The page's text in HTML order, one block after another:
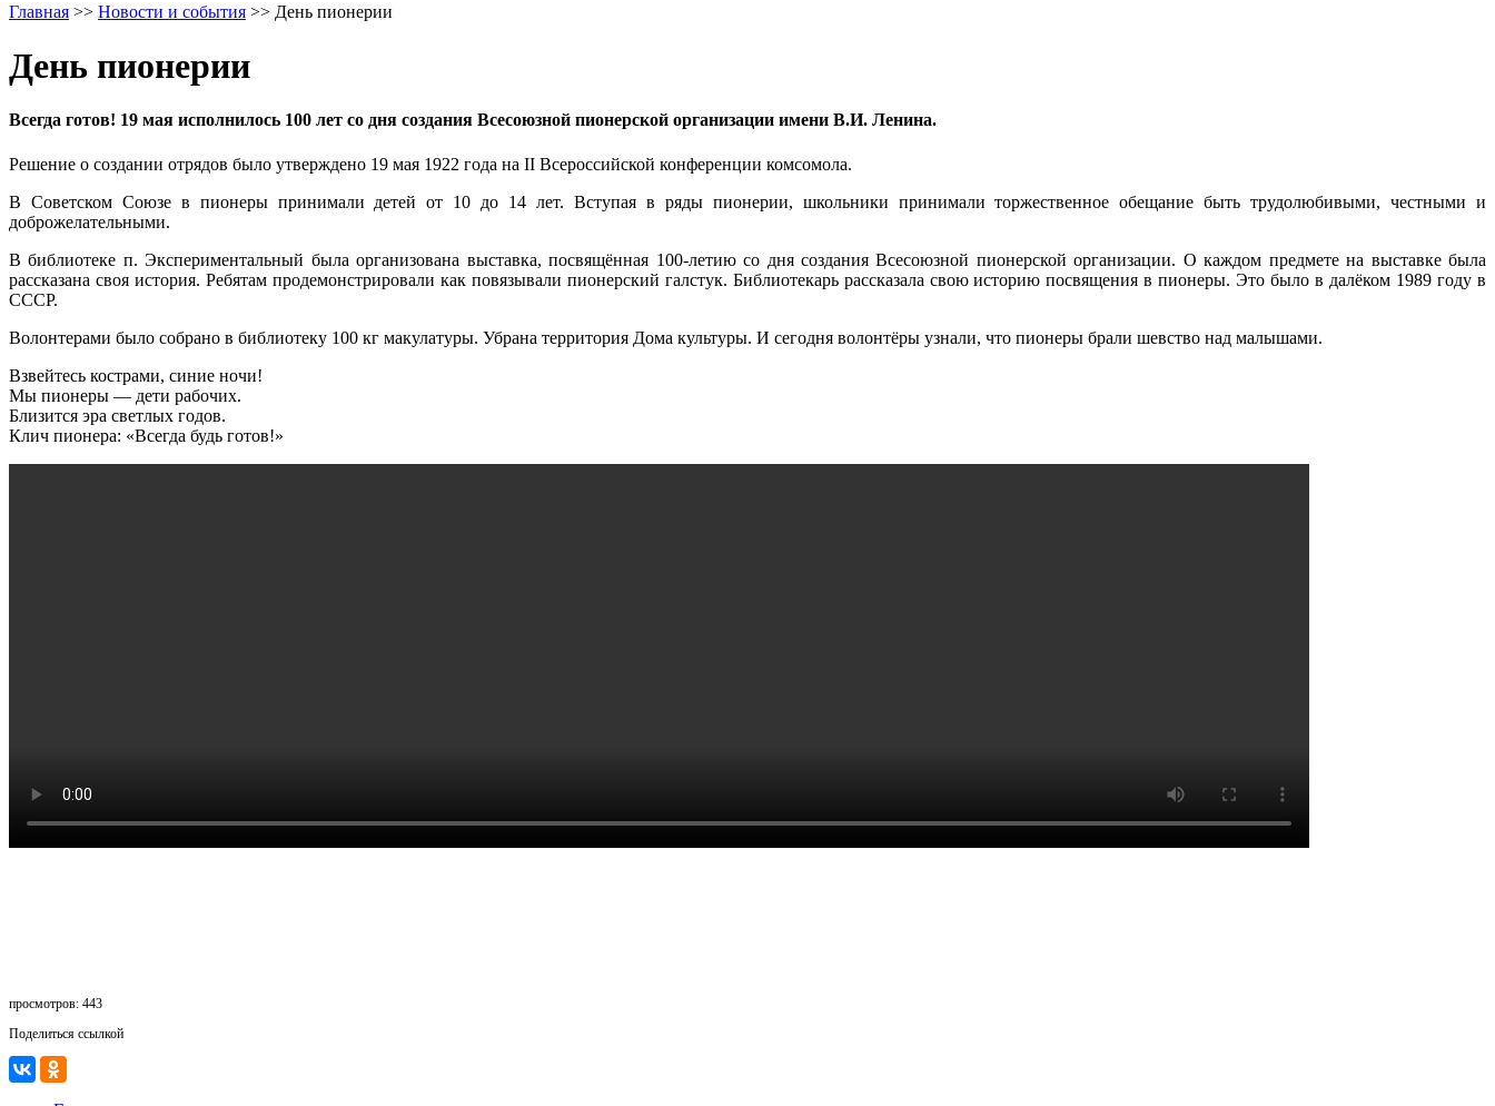
Главная >> Новости и события >> День пионерии
День пионерии
Всегда готов! 19 мая исполнилось 100 лет со дня создания Всесоюзной пионерской организации имени В.И. Ленина.
Решение о создании отрядов было утверждено 19 мая 1922 года на II Всероссийской конференции комсомола.
В Советском Союзе в пионеры принимали детей от 10 до 14 лет. Вступая в ряды пионерии, школьники принимали торжественное обещание быть трудолюбивыми, честными и
доброжелательными.
В библиотеке п. Экспериментальный была организована выставка, посвящённая 100-летию со дня создания Всесоюзной пионерской организации. О каждом предмете на выставке была
рассказана своя история. Ребятам продемонстрировали как повязывали пионерский галстук. Библиотекарь рассказала свою историю посвящения в пионеры. Это было в далёком 1989 году в
СССР.
Волонтерами было собрано в библиотеку 100 кг макулатуры. Убрана территория Дома культуры. И сегодня волонтёры узнали, что пионеры брали шевство над малышами.
Взвейтесь кострами, синие ночи!
Мы пионеры — дети рабочих.
Близится эра светлых годов.
Клич пионера: «Всегда будь готов!»
просмотров: 443
Поделиться ссылкой